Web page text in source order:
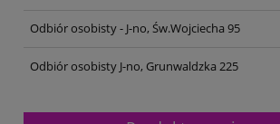
Odbiór osobisty - J-no, Św.Wojciecha 95
Odbiór osobisty J-no, Grunwaldzka 225